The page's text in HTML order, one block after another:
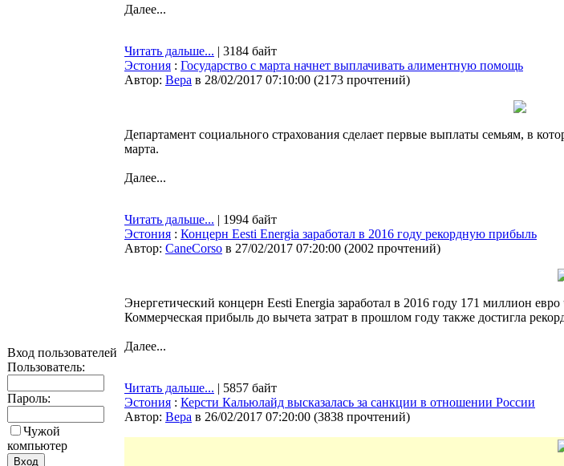
Вход пользователей
Пользователь:
Пароль:
Чужой
компьютер
Далее...
Читать дальше... | 3184 байт
Эстония : Государство с марта начнет выплачивать алиментную помощь
Автор: Bepa в 28/02/2017 07:10:00 (2173 прочтений)
Департамент социального страхования сделает первые выплаты семьям, в
марта.
Далее...
Читать дальше... | 1994 байт
Эстония : Концерн Eesti Energia заработал в 2016 году рекордную прибыль
Автор: CaneCorso в 27/02/2017 07:20:00 (2002 прочтений)
Энергетический концерн Eesti Energia заработал в 2016 году 171 миллион
Коммерческая прибыль до вычета затрат в прошлом году также достигла
Далее...
Читать дальше... | 5857 байт
Эстония : Керсти Кальюлайд высказалась за санкции в отношении России
Автор: Bepa в 26/02/2017 07:20:00 (3838 прочтений)